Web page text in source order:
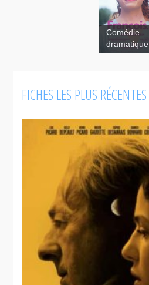
Nous
sommes les
autres
Comédie
dramatique
FICHES LES PLUS RÉCENTES